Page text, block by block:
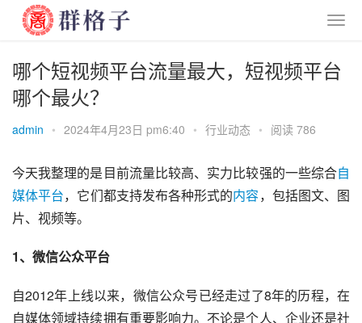
哪个短视频平台流量最大，短视频平台
哪个最火？
admin • 2024年4月23日 pm6:40 • 行业动态 • 阅读 786
今天我整理的是目前流量比较高、实力比较强的一些综合自
媒体平台，它们都支持发布各种形式的内容，包括图文、图
片、视频等。
1、微信公众平台
自2012年上线以来，微信公众号已经走过了8年的历程，在
自媒体领域持续拥有重要影响力。不论是个人、企业还是社